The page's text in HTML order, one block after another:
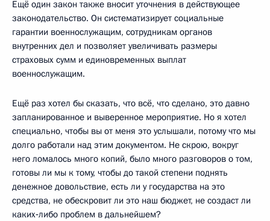
Ещё один закон также вносит уточнения в действующее
законодательство. Он систематизирует социальные
гарантии военнослужащим, сотрудникам органов
внутренних дел и позволяет увеличивать размеры
страховых сумм и единовременных выплат
военнослужащим.
Ещё раз хотел бы сказать, что всё, что сделано, это давно
запланированное и выверенное мероприятие. Но я хотел
специально, чтобы вы от меня это услышали, потому что мы
долго работали над этим документом. Не скрою, вокруг
него ломалось много копий, было много разговоров о том,
готовы ли мы к тому, чтобы до такой степени поднять
денежное довольствие, есть ли у государства на это
средства, не обескровит ли это наш бюджет, не создаст ли
каких‑либо проблем в дальнейшем?